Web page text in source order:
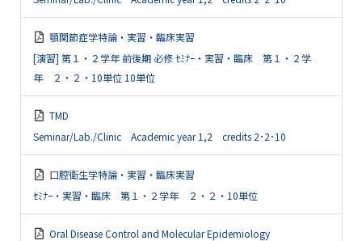
顎関節症学特論・実習・臨床実習
[演習] 第１・２学年 前後期 必修 ｾﾐﾅｰ・実習・臨床 第１・２学
年 ２・２・10単位 10単位
TMD
Seminar/Lab./Clinic Academic year 1,2 credits 2･2･10
口腔衛生学特論・実習・臨床実習
ｾﾐﾅｰ・実習・臨床 第１・２学年 ２・２・10単位
Oral Disease Control and Molecular Epidemiology